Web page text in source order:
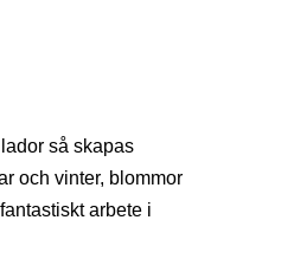
så skapas
och vinter, blommor
arbete i